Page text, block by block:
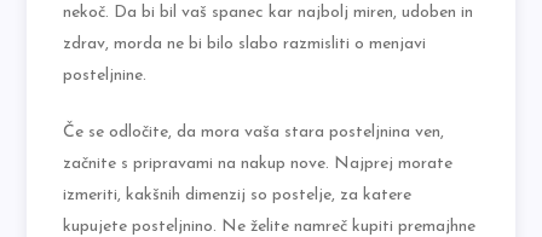
nekoč. Da bi bil vaš spanec kar najbolj miren, udoben in
zdrav, morda ne bi bilo slabo razmisliti o menjavi
posteljnine.
Če se odločite, da mora vaša stara posteljnina ven,
začnite s pripravami na nakup nove. Najprej morate
izmeriti, kakšnih dimenzij so postelje, za katere
kupujete posteljnino. Ne želite namreč kupiti premajhne